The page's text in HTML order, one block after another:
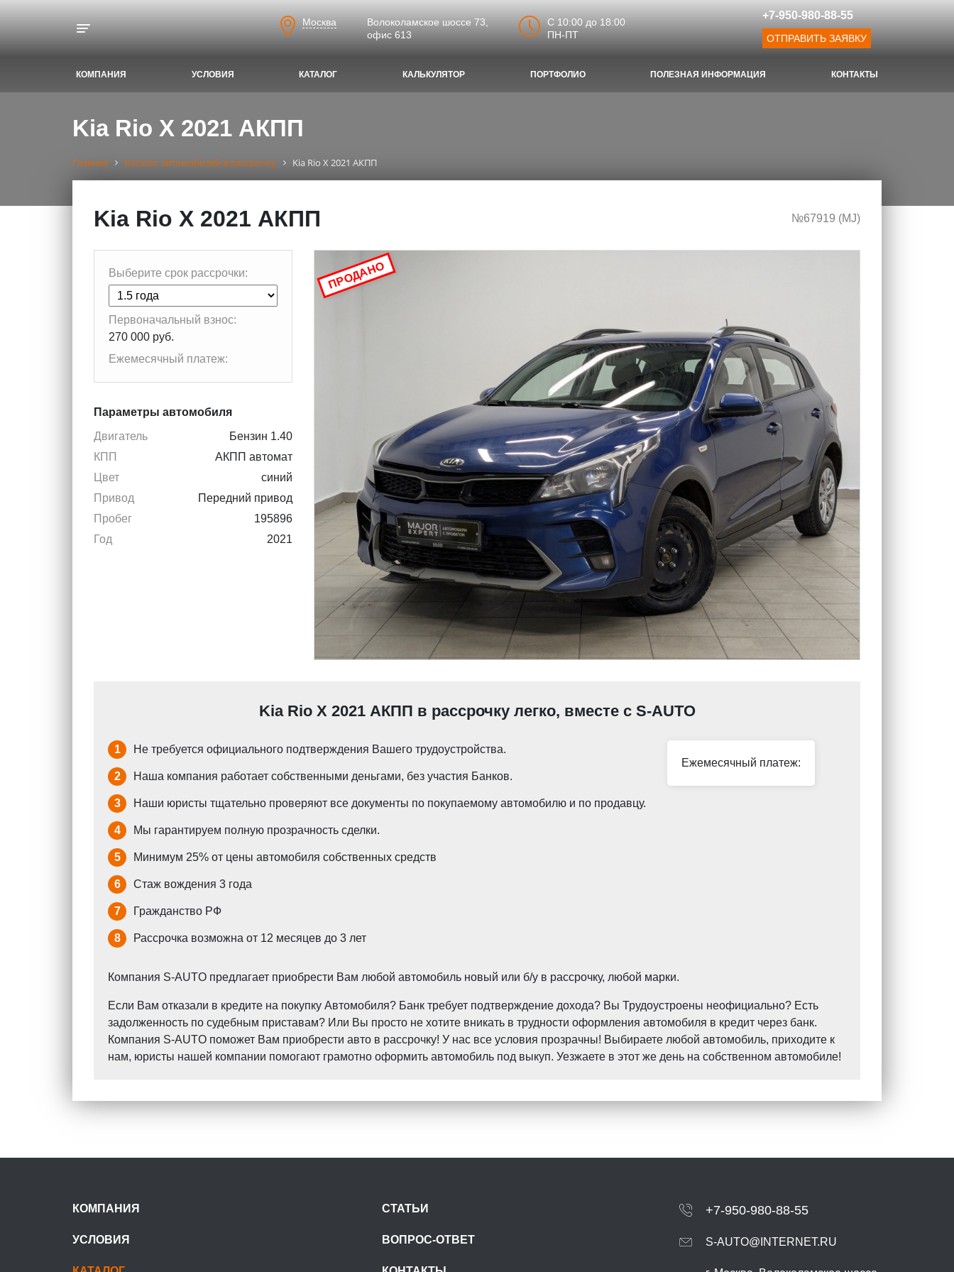
Москва
Волоколамское шоссе 73,
офис 613
C 10:00 до 18:00
ПН-ПТ
+7-950-980-88-55
ОТПРАВИТЬ ЗАЯВКУ
КОМПАНИЯ УСЛОВИЯ КАТАЛОГ КАЛЬКУЛЯТОР ПОРТФОЛИО ПОЛЕЗНАЯ ИНФОРМАЦИЯ КОНТАКТЫ
Kia Rio X 2021 АКПП
Главная Каталог автомобилей в рассрочку Kia Rio X 2021 АКПП
Kia Rio X 2021 АКПП №67919 (МJ)
Выберите срок рассрочки:
Первоначальный взнос:
270 000 руб.
Ежемесячный платеж:
Параметры автомобиля
Двигатель
Бензин 1.40
КПП
АКПП автомат
Цвет
синий
Привод
Передний привод
Пробег
195896
Год
2021
ПРОДАНО
Kia Rio X 2021 АКПП в рассрочку легко, вместе с S-AUTO
1 Не требуется официального подтверждения Вашего трудоустройства.
2 Наша компания работает собственными деньгами, без участия Банков.
3 Наши юристы тщательно проверяют все документы по покупаемому автомобилю и по продавцу.
4 Мы гарантируем полную прозрачность сделки.
5 Минимум 25% от цены автомобиля собственных средств
6 Стаж вождения 3 года
7 Гражданство РФ
8 Рассрочка возможна от 12 месяцев до 3 лет
Ежемесячный платеж:
Компания S-AUTO предлагает приобрести Вам любой автомобиль новый или б/у в рассрочку, любой марки.
Если Вам отказали в кредите на покупку Автомобиля? Банк требует подтверждение дохода? Вы Трудоустроены неофициально? Есть
задолженность по судебным приставам? Или Вы просто не хотите вникать в трудности оформления автомобиля в кредит через банк.
Компания S-AUTO поможет Вам приобрести авто в рассрочку! У нас все условия прозрачны! Выбираете любой автомобиль, приходите к
нам, юристы нашей компании помогают грамотно оформить автомобиль под выкуп. Уезжаете в этот же день на собственном автомобиле!
КОМПАНИЯ
УСЛОВИЯ
СТАТЬИ
ВОПРОС-ОТВЕТ
+7-950-980-88-55
S-AUTO@INTERNET.RU